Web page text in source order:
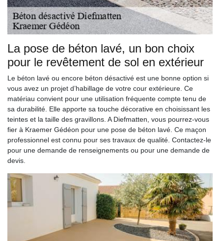
La pose de béton lavé, un bon choix
pour le revêtement de sol en extérieur
Le béton lavé ou encore béton désactivé est une bonne option si
vous avez un projet d’habillage de votre cour extérieure. Ce
matériau convient pour une utilisation fréquente compte tenu de
sa durabilité. Elle apporte sa touche décorative en choisissant les
teintes et la taille des gravillons. A Diefmatten, vous pourrez-vous
fier à Kraemer Gédéon pour une pose de béton lavé. Ce maçon
professionnel est connu pour ses travaux de qualité. Contactez-le
pour une demande de renseignements ou pour une demande de
devis.